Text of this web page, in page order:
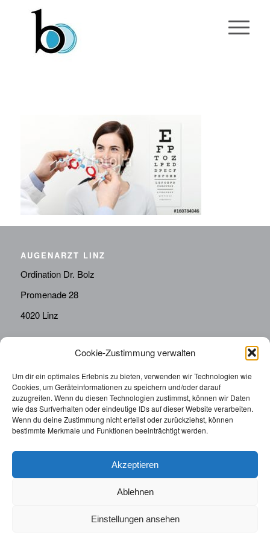
Cookie-Zustimmung verwalten
Um dir ein optimales Erlebnis zu bieten, verwenden wir Technologien wie
Cookies, um Geräteinformationen zu speichern und/oder darauf
zuzugreifen. Wenn du diesen Technologien zustimmst, können wir Daten
wie das Surfverhalten oder eindeutige IDs auf dieser Website verarbeiten.
Wenn du deine Zustimmung nicht erteilst oder zurückziehst, können
bestimmte Merkmale und Funktionen beeinträchtigt werden.
Akzeptieren
Ablehnen
Einstellungen ansehen
AUGENARZT LINZ
Ordination Dr. Bolz
Promenade 28
4020 Linz
Telefon:
0676814287655
sekretariat@drbolz.at
ORDINATIONSZEITEN
Telefonische Terminvereinbarung: Montag – Freitag von
© 2025 | Augenarzt Dr. Bolz |Impressum